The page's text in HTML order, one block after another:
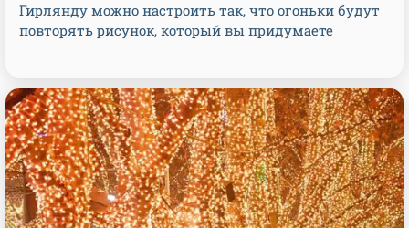
Гирлянду можно настроить так, что огоньки будут
повторять рисунок, который вы придумаете